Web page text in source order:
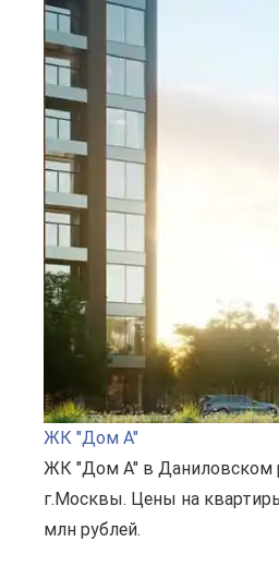
ЖК "Дом А"
ЖК "Дом А" в Даниловском
г.Москвы. Цены на
млн рублей.